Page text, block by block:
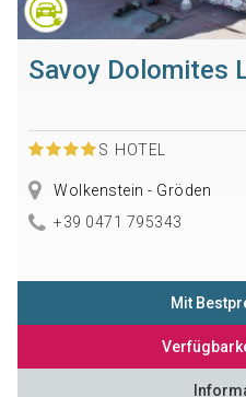
Savoy Dolomites
S HOTEL
Wolkenstein - Gröden
+39 0471 795343
Mit